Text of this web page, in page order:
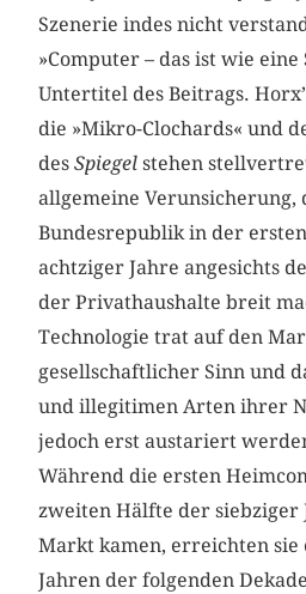
Szenerie indes nicht
»Computer – das ist wie
Untertitel des Beitrags.
die »Mikro-Clochards« und
desSpiegel stehen
allgemeine Verunsicherung,
Bundesrepublik in der
achtziger Jahre angesichts
der Privathaushalte breit
Technologie trat auf den
gesellschaftlicher Sinn und
und illegitimen Arten ihrer
jedoch erst austariert
Während die ersten
zweiten Hälfte der siebziger
Markt kamen, erreichten sie
Jahren der folgenden